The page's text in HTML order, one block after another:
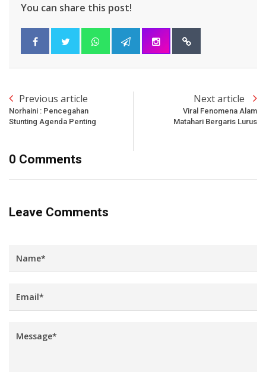
You can share this post!
Previous article
Norhaini : Pencegahan
Stunting Agenda Penting
Next article
Viral Fenomena Alam
Matahari Bergaris Lurus
0 Comments
Leave Comments